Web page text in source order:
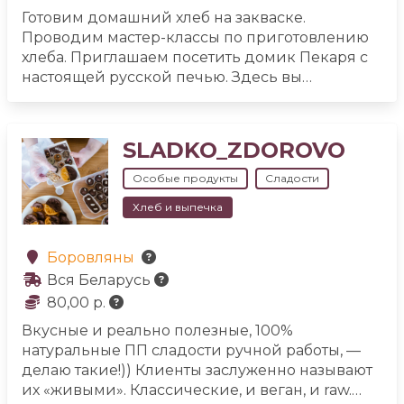
натуральный крафтовый шоколад без сахара,
конфеты, батончики в шоколаде
🟩 мёд🟩
перепелиные яйца
🟩 мясо перепелов🟩 масло
ГХИ🚛 Бесплатная доставка по Сморгони от 25
BYN, по Беларуси — от 55 BYN.
Готовим домашний хлеб на закваске.
Проводим мастер-классы по приготовлению
хлеба. Приглашаем посетить домик Пекаря с
настоящей русской печью. Здесь вы
выпечки хлеба по старинному рецепту с
использованием закваски. Погрузитесь в
самобытную, неторопливую атмосферу
беларусской глубинки. Выпекание хлеба
сродни искусству. Хотите ощутить аромат и
хлеба? Добро пожаловать на мастер-класс по
приготовлению хлеба своими руками.
SLADKO_ZDOROVO
Особые продукты Сладости
Хлеб и выпечка
Боровляны
Вся Беларусь
80,00 р.
Вкусные и реально полезные, 100%
натуральные ПП сладости ручной работы, —
делаю такие!)) Клиенты заслуженно называют
их «живыми». Классические, и веган, и raw.